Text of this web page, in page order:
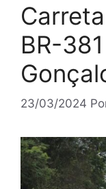
BR-
23/03/2024